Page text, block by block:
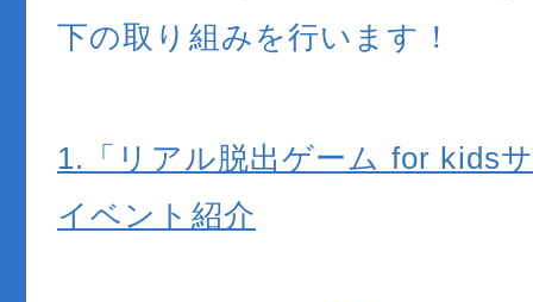
下の取り組みを行います！
1.「リアル脱出ゲーム for kids
イベント紹介